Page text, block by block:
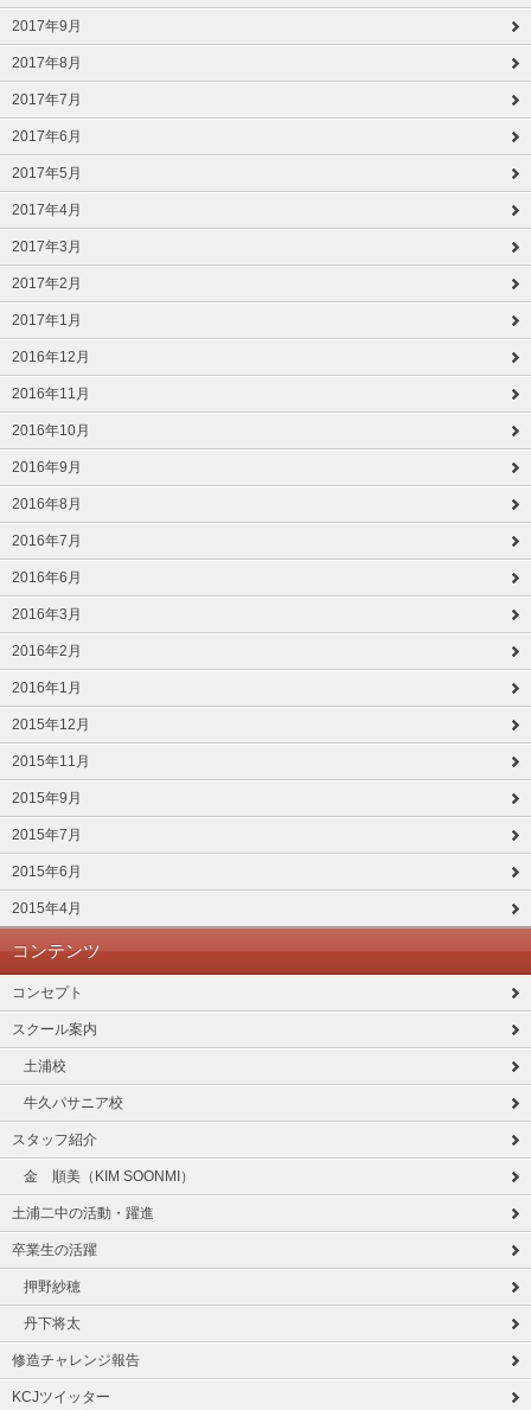
2017年9月
2017年8月
2017年7月
2017年6月
2017年5月
2017年4月
2017年3月
2017年2月
2017年1月
2016年12月
2016年11月
2016年10月
2016年9月
2016年8月
2016年7月
2016年6月
2016年3月
2016年2月
2016年1月
2015年12月
2015年11月
2015年9月
2015年7月
2015年6月
2015年4月
コンテンツ
コンセプト
スクール案内
土浦校
牛久パサニア校
スタッフ紹介
金 順美（KIM SOONMI）
土浦二中の活動・躍進
卒業生の活躍
押野紗穂
丹下将太
修造チャレンジ報告
KCJツイッター